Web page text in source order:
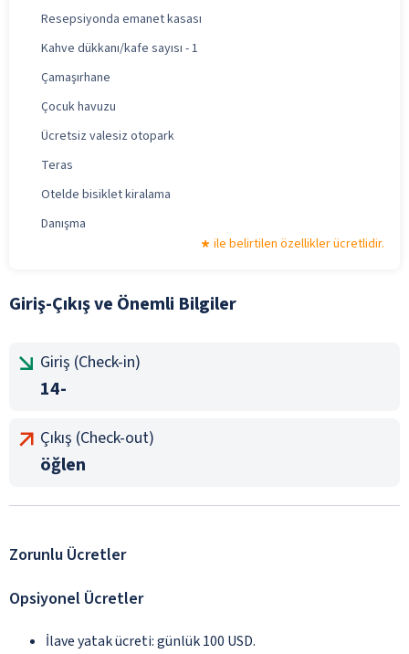
Resepsiyonda emanet kasası
Kahve dükkanı/kafe sayısı - 1
Çamaşırhane
Çocuk havuzu
Ücretsiz valesiz otopark
Teras
Otelde bisiklet kiralama
Danışma
ile belirtilen özellikler ücretlidir.
Giriş-Çıkış ve Önemli Bilgiler
Giriş (Check-in)
14-
Çıkış (Check-out)
öğlen
Zorunlu Ücretler
Opsiyonel Ücretler
İlave yatak ücreti: günlük 100 USD.